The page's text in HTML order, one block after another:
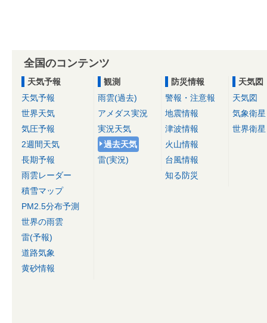
全国のコンテンツ
天気予報
天気予報
世界天気
気圧予報
2週間天気
長期予報
雨雲レーダー
積雪マップ
PM2.5分布予測
世界の雨雲
雷(予報)
道路気象
黄砂情報
観測
雨雲(過去)
アメダス実況
実況天気
過去天気
雷(実況)
防災情報
警報・注意報
地震情報
津波情報
火山情報
台風情報
知る防災
天気図
天気図
気象衛星
世界衛星